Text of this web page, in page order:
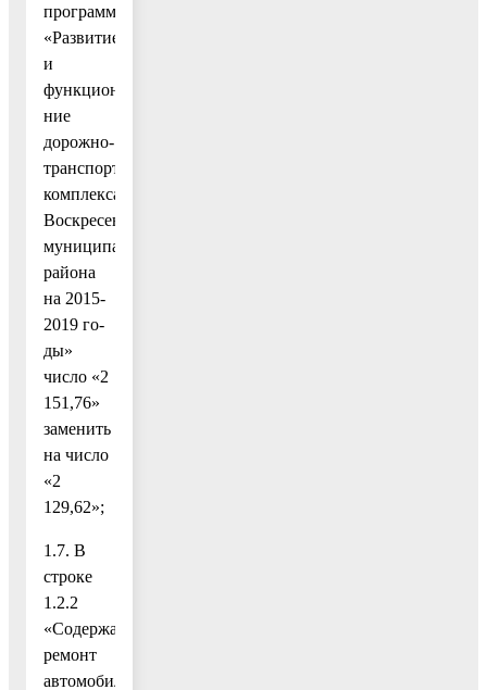
программы
«Развитие
и
функционирова-
ние
дорожно-
транспортного
комплекса
Воскресенского
муниципального
района
на 2015-
2019 го-
ды»
число «2
151,76»
заменить
на число
«2
129,62»;
1.7. В
строке
1.2.2
«Содержание,
ремонт
автомобильных